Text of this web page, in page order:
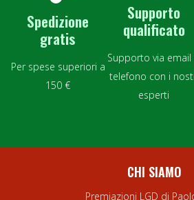
Spedizione
gratis
Per spese superiori a
150 €
Supporto
qualificato
Supporto via email
telefono con i
esperti
CHI SIAMO
Premiazioni LGD di